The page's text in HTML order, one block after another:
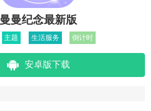
曼曼纪念最新版
主题 生活服务 倒计时
安卓版下载